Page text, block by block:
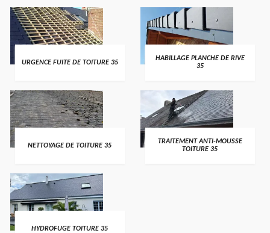
URGENCE FUITE DE TOITURE 35
HABILLAGE PLANCHE DE RIVE
35
NETTOYAGE DE TOITURE 35
TRAITEMENT ANTI-MOUSSE
TOITURE 35
HYDROFUGE TOITURE 35